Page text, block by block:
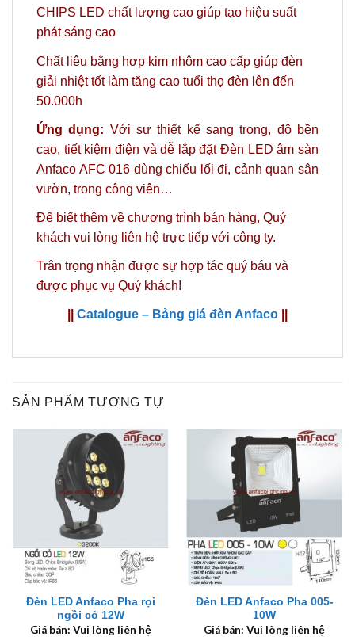
CHIPS LED chất lượng cao giúp tạo hiệu suất
phát sáng cao
Chất liệu bằng hợp kim nhôm cao cấp giúp đèn
giải nhiệt tốt làm tăng cao tuổi thọ đèn lên đến
50.000h
Ứng dụng: Với sự thiết kế sang trọng, độ bền
cao, tiết kiệm điện và dễ lắp đặt Đèn LED âm sàn
Anfaco AFC 016 dùng chiếu lối đi, cảnh quan sân
vườn, trong công viên…
Để biết thêm về chương trình bán hàng, Quý
khách vui lòng liên hệ trực tiếp với công ty.
Trân trọng nhận được sự hợp tác quý báu và
được phục vụ Quý khách!
Catalogue – Bảng giá đèn Anfaco
SẢN PHẨM TƯƠNG TỰ
Đèn LED Anfaco Pha rọi
ngồi cỏ 12W
Giá bán: Vui lòng liên hệ
Đèn LED Anfaco Pha 005-
10W
Giá bán: Vui lòng liên hệ